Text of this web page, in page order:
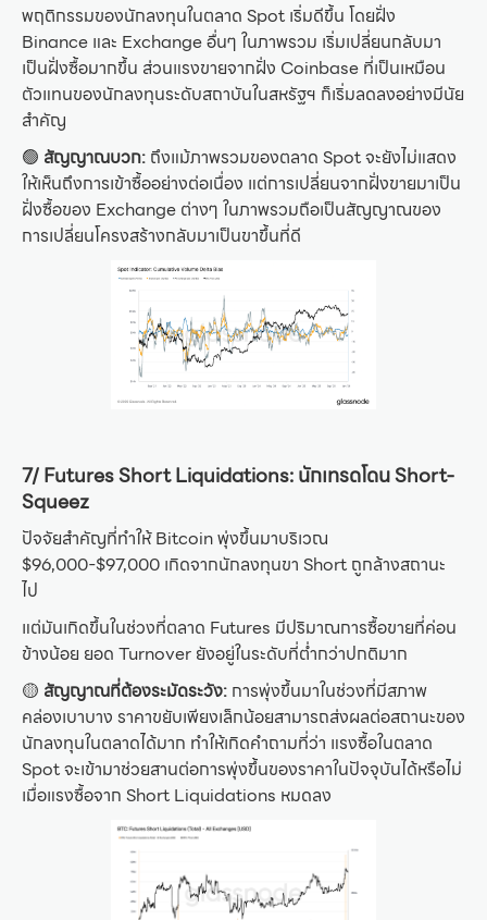
พฤติกรรมของนักลงทุนในตลาด Spot เริ่มดีขึ้น โดยฝั่ง
Binance และ Exchange อื่นๆ ในภาพรวม เริ่มเปลี่ยนกลับมา
เป็นฝั่งซื้อมากขึ้น ส่วนแรงขายจากฝั่ง Coinbase ที่เป็นเหมือน
ตัวแทนของนักลงทุนระดับสถาบันในสหรัฐฯ ก็เริ่มลดลงอย่างมีนัย
สำคัญ
🟢 สัญญาณบวก: ถึงแม้ภาพรวมของตลาด Spot จะยังไม่แสดง
ให้เห็นถึงการเข้าซื้ออย่างต่อเนื่อง แต่การเปลี่ยนจากฝั่งขายมาเป็น
ฝั่งซื้อของ Exchange ต่างๆ ในภาพรวมถือเป็นสัญญาณของ
การเปลี่ยนโครงสร้างกลับมาเป็นขาขึ้นที่ดี
7/ Futures Short Liquidations: นักเทรดโดน Short-
Squeez
ปัจจัยสำคัญที่ทำให้ Bitcoin พุ่งขึ้นมาบริเวณ
$96,000-$97,000 เกิดจากนักลงทุนขา Short ถูกล้างสถานะ
ไป
แต่มันเกิดขึ้นในช่วงที่ตลาด Futures มีปริมาณการซื้อขายที่ค่อน
ข้างน้อย ยอด Turnover ยังอยู่ในระดับที่ต่ำกว่าปกติมาก
🟡 สัญญาณที่ต้องระมัดระวัง: การพุ่งขึ้นมาในช่วงที่มีสภาพ
คล่องเบาบาง ราคาขยับเพียงเล็กน้อยสามารถส่งผลต่อสถานะของ
นักลงทุนในตลาดได้มาก ทำให้เกิดคำถามที่ว่า แรงซื้อในตลาด
Spot จะเข้ามาช่วยสานต่อการพุ่งขึ้นของราคาในปัจจุบันได้หรือไม่
เมื่อแรงซื้อจาก Short Liquidations หมดลง